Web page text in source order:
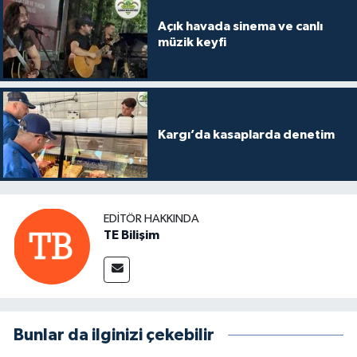
Açık havada sinema ve canlı
müzik keyfi
Kargı’da kasaplarda denetim
EDITÖR HAKKINDA
TE Bilişim
Bunlar da ilginizi çekebilir